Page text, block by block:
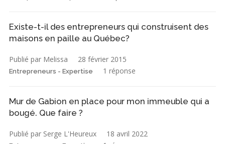
Existe-t-il des entrepreneurs qui construisent des
maisons en paille au Québec?
Publié par Melissa 28 février 2015
Entrepreneurs - Expertise 1 réponse
Mur de Gabion en place pour mon immeuble qui a
bougé. Que faire ?
Publié par Serge L'Heureux 18 avril 2022